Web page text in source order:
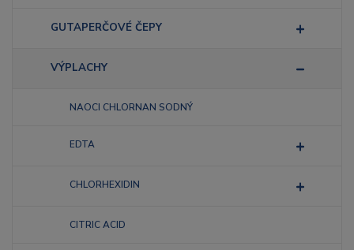
GUTAPERČOVÉ ČEPY
VÝPLACHY
NAOCI CHLORNAN SODNÝ
EDTA
CHLORHEXIDIN
CITRIC ACID